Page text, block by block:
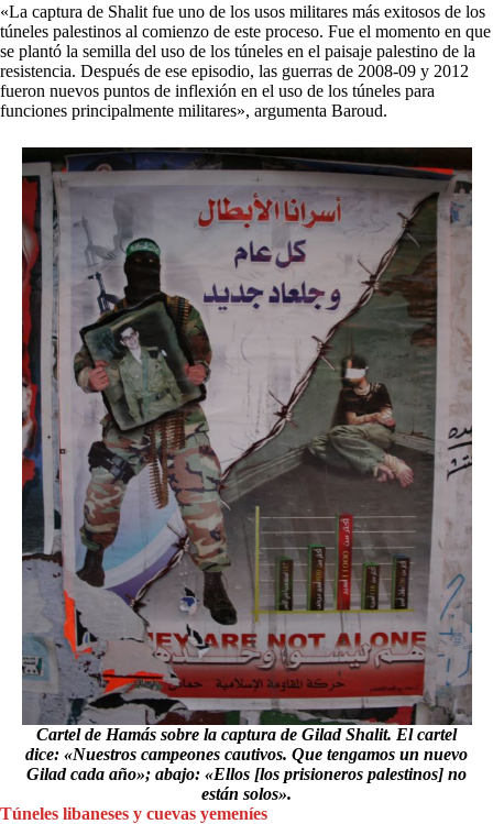
«La captura de Shalit fue uno de los usos militares más exitosos de los
túneles palestinos al comienzo de este proceso. Fue el momento en que
se plantó la semilla del uso de los túneles en el paisaje palestino de la
resistencia. Después de ese episodio, las guerras de 2008-09 y 2012
fueron nuevos puntos de inflexión en el uso de los túneles para
funciones principalmente militares», argumenta Baroud.
Cartel de Hamás sobre la captura de Gilad Shalit. El cartel
dice: «Nuestros campeones cautivos. Que tengamos un nuevo
Gilad cada año»; abajo: «Ellos [los prisioneros palestinos] no
están solos».
Túneles libaneses y cuevas yemeníes